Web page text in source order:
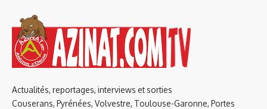
Actualités, reportages, interviews et sorties
Couserans, Pyrénées, Volvestre, Toulouse-Garonne, Portes